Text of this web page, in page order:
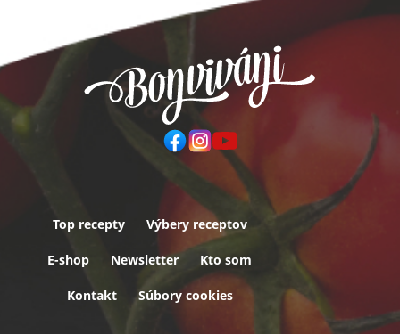
Päta
Top recepty Výbery receptov
E-shop Newsletter Kto som
Kontakt Súbory cookies